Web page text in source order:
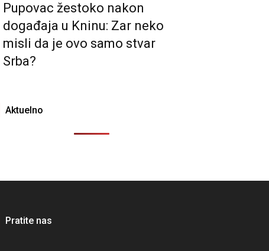
Pupovac žestoko nakon
događaja u Kninu: Zar neko
misli da je ovo samo stvar
Srba?
Aktuelno
Pratite nas